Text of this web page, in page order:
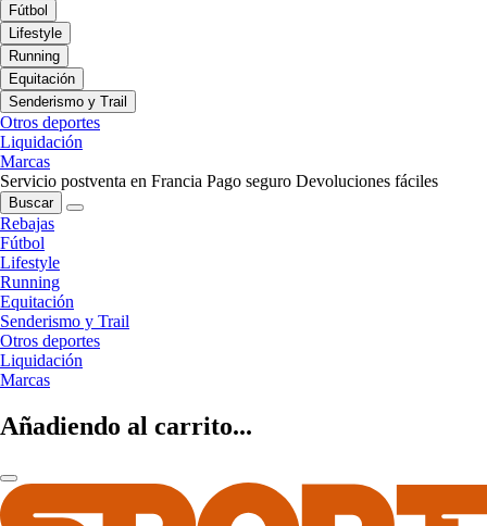
Fútbol
Lifestyle
Running
Equitación
Senderismo y Trail
Otros deportes
Liquidación
Marcas
Servicio postventa en Francia Pago seguro Devoluciones fáciles
Buscar
Rebajas
Fútbol
Lifestyle
Running
Equitación
Senderismo y Trail
Otros deportes
Liquidación
Marcas
Añadiendo al carrito...